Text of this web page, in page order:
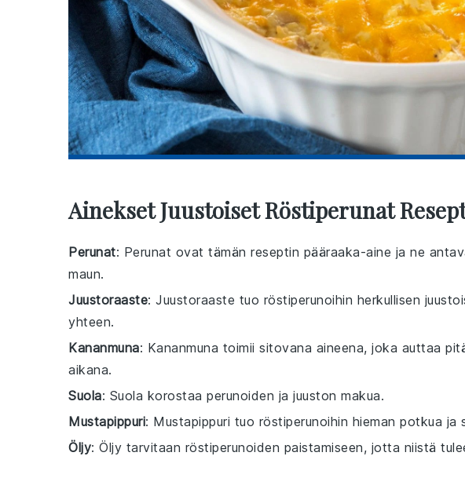
Ainekset Juustoiset Röstiperunat
Perunat: Perunat ovat tämän reseptin pääraaka-aine ja ne
maun.
Juustoraaste: Juustoraaste tuo röstiperunoihin herkullisen
yhteen.
Kananmuna: Kananmuna toimii sitovana aineena, joka auttaa
aikana.
Suola: Suola korostaa perunoiden ja juuston makua.
Mustapippuri: Mustapippuri tuo röstiperunoihin hieman potkua ja
Öljy: Öljy tarvitaan röstiperunoiden paistamiseen, jotta niistä